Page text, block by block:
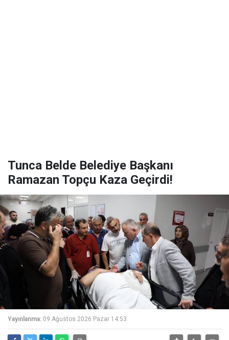
Tunca Belde Belediye Başkanı
Ramazan Topçu Kaza Geçirdi!
Yayınlanma: 09 Ağustos 2026 Pazar 14:53